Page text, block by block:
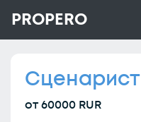
PROPERO
Сценарист
от 60000 RUR